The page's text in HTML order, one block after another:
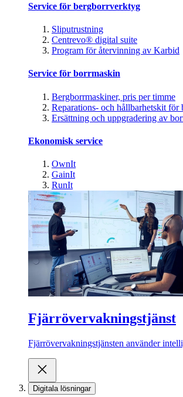
Service för bergborrverktyg
Sliputrustning
Centrevo® digital suite
Program för återvinning av Karbid
Service för borrmaskin
Bergborrmaskiner, pris per timme
Reparations- och hållbarhetskit för
Ersättning och uppgradering av
Ekonomisk service
OwnIt
GainIt
RunIt
Fjärrövervakningstjänst
Fjärrövervakningstjänsten använder
Digitala lösningar